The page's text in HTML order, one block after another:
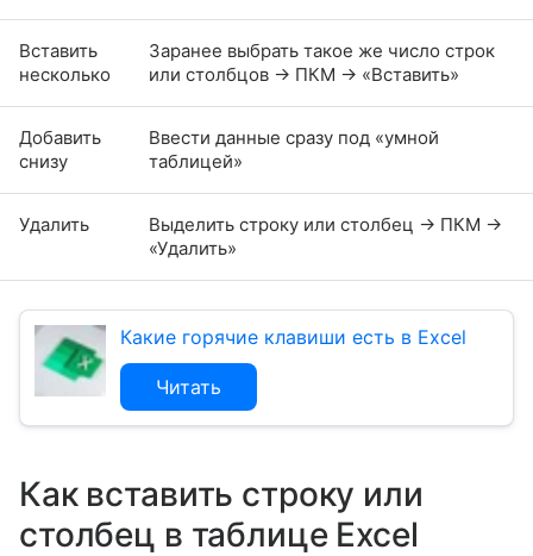
Вставить
несколько
Заранее выбрать такое же число строк
или столбцов → ПКМ → «Вставить»
Добавить
снизу
Ввести данные сразу под «умной
таблицей»
Удалить
Выделить строку или столбец → ПКМ →
«Удалить»
Какие горячие клавиши есть в Excel
Читать
Как вставить строку или
столбец в таблице Excel